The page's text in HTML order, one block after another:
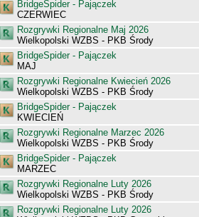
BridgeSpider - Pajączek
CZERWIEC
Rozgrywki Regionalne Maj 2026
Wielkopolski WZBS - PKB Środy
BridgeSpider - Pajączek
MAJ
Rozgrywki Regionalne Kwiecień 2026
Wielkopolski WZBS - PKB Środy
BridgeSpider - Pajączek
KWIECIEŃ
Rozgrywki Regionalne Marzec 2026
Wielkopolski WZBS - PKB Środy
BridgeSpider - Pajączek
MARZEC
Rozgrywki Regionalne Luty 2026
Wielkopolski WZBS - PKB Środy
Rozgrywki Regionalne Luty 2026